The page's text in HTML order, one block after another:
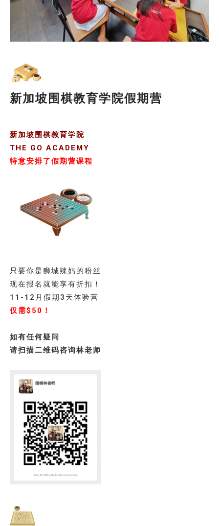
新加坡围棋教育学院假期营
新加坡围棋教育学院
THE GO ACADEMY
特意安排了假期营课程
只要你是狮城辣妈的粉丝
现在报名就能享有折扣！
11-12月假期3天体验营
仅需$50！
如有任何疑问
请扫描二维码咨询林老师